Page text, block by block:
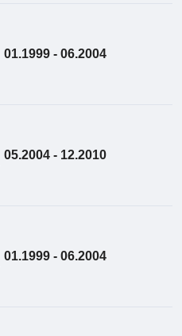
01.1999 - 06.2004
05.2004 - 12.2010
01.1999 - 06.2004